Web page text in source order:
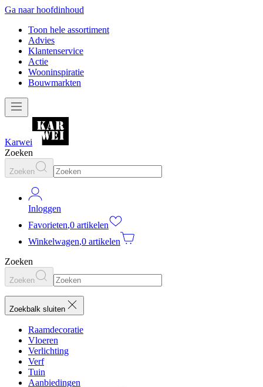
Ga naar hoofdinhoud
Toon hele assortiment
Advies
Klantenservice
Actie
Wooninspiratie
Bouwmarkten
Karwei
Zoeken
Zoeken
Inloggen
Favorieten,0 artikelen
Winkelwagen,0 artikelen
Zoeken
Zoeken
Zoekbalk sluiten
Raamdecoratie
Vloeren
Verlichting
Verf
Tuin
Aanbiedingen